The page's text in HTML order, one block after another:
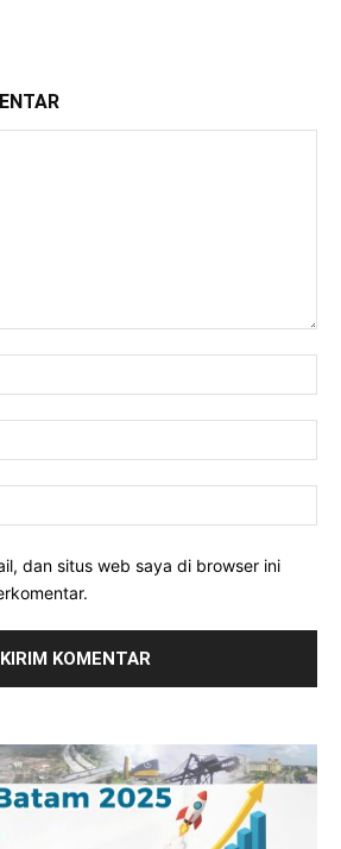
dan situs web saya di browser ini